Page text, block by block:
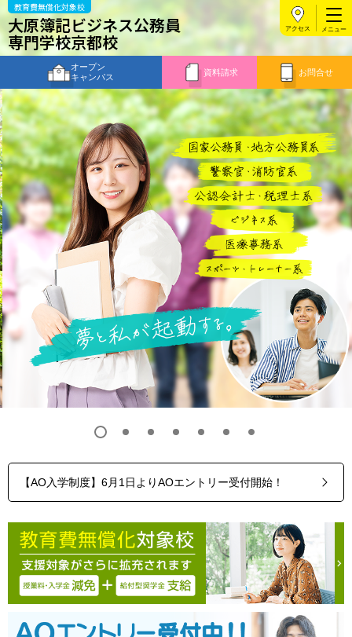
教育費無償化対象校
大原簿記ビジネス公務員
専門学校京都校
オープン
キャンパス
資料請求 お問合せ
アクセス
【AO入学制度】6月1日よりAOエントリー受付開始！